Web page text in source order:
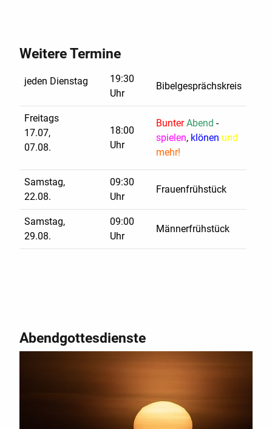
Weitere Termine
jeden Dienstag
19:30
Uhr
Bibelgesprächskreis
Freitags
17.07,
07.08.
18:00
Uhr
Bunter Abend -
spielen, klönen und
mehr!
Samstag,
22.08.
09:30
Uhr
Frauenfrühstück
Samstag,
29.08.
09:00
Uhr
Männerfrühstück
Abendgottesdienste